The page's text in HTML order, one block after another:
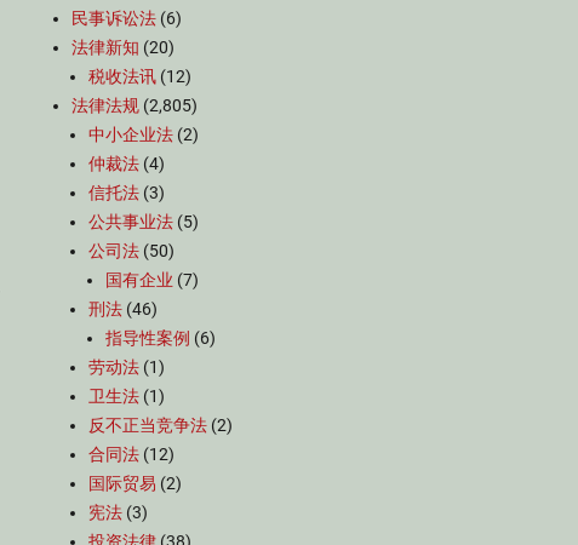
民事诉讼法 (6)
法律新知 (20)
税收法讯 (12)
法律法规 (2,805)
中小企业法 (2)
仲裁法 (4)
信托法 (3)
公共事业法 (5)
公司法 (50)
国有企业 (7)
刑法 (46)
指导性案例 (6)
劳动法 (1)
卫生法 (1)
反不正当竞争法 (2)
合同法 (12)
国际贸易 (2)
宪法 (3)